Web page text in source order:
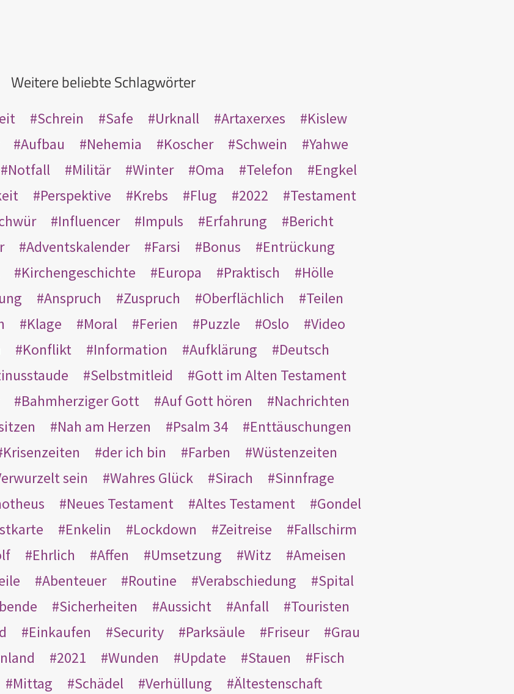
Weitere beliebte Schlagwörter
Schrein Safe Urknall Artaxerxes
Kislew
Aufbau Nehemia Koscher Schwein
Yahwe
Notfall Militär Winter Oma Telefon
Engkel
Perspektive Krebs Flug 2022
Testament
Influencer Impuls Erfahrung
Bericht
Adventskalender Farsi Bonus
Entrückung
Kirchengeschichte Europa Praktisch
Hölle
Anspruch Zuspruch Oberflächlich
Teilen
Klage Moral Ferien Puzzle Oslo
Video
Konflikt Information Aufklärung
Deutsch
Selbstmitleid
Gott im Alten Testament
Bahmherziger Gott Auf Gott hören
Nachrichten
Nah am Herzen Psalm 34
Enttäuschungen
Krisenzeiten der ich bin Farben
Wüstenzeiten
sein Wahres Glück Sirach
Sinnfrage
Neues Testament Altes Testament
Gondel
Enkelin Lockdown Zeitreise
Fallschirm
Ehrlich Affen Umsetzung Witz
Ameisen
Abenteuer Routine Verabschiedung
Spital
Sicherheiten Aussicht Anfall
Touristen
Einkaufen Security Parksäule Friseur
Grau
2021 Wunden Update Stauen
Fisch
Mittag Schädel Verhüllung
Ältestenschaft